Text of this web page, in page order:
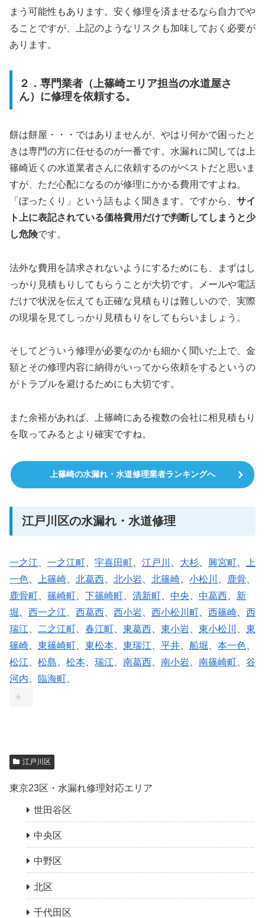
まう可能性もあります。安く修理を済ませるなら自力でや
ることですが、上記のようなリスクも加味しておく必要が
あります。
２．専門業者（上篠崎エリア担当の水道屋さ
ん）に修理を依頼する。
餅は餅屋・・・ではありませんが、やはり何かで困ったと
きは専門の方に任せるのが一番です。水漏れに関しては上
篠崎近くの水道業者さんに依頼するのがベストだと思いま
すが、ただ心配になるのが修理にかかる費用ですよね。
「ぼったくり」という話もよく聞きます。ですから、 サイ
ト上に表記されている価格費用だけで判断してしまうと少
し危険です。
法外な費用を請求されないようにするためにも、まずはし
っかり見積もりしてもらうことが大切です。メールや電話
だけで状況を伝えても正確な見積もりは難しいので、実際
の現場を見てしっかり見積もりをしてもらいましょう。
そしてどういう修理が必要なのかも細かく聞いた上で、金
額とその修理内容に納得がいってから依頼をするというの
がトラブルを避けるためにも大切です。
また余裕があれば、上篠崎にある複数の会社に相見積もり
を取ってみるとより確実ですね。
上篠崎の水漏れ・水道修理業者ランキングへ
江戸川区の水漏れ・水道修理
一之江 一之江町 宇喜田町 江戸川 大杉 興宮町
上
一色
上篠崎 北葛西 北小岩 北篠崎 小松川 鹿骨
鹿骨町
篠崎町 下篠崎町 清新町 中央 中葛西
新
堀
西一之江 西葛西 西小岩 西小松川町 西篠崎
西
瑞江
二之江町 春江町 東葛西 東小岩 東小松川
東
篠崎
東篠崎町 東松本 東瑞江 平井 船堀 本一色
松江
松島 松本 瑞江 南葛西 南小岩 南篠崎町
谷
河内
臨海町
江戸川区
東京23区・水漏れ修理対応エリア
世田谷区
中央区
中野区
北区
千代田区